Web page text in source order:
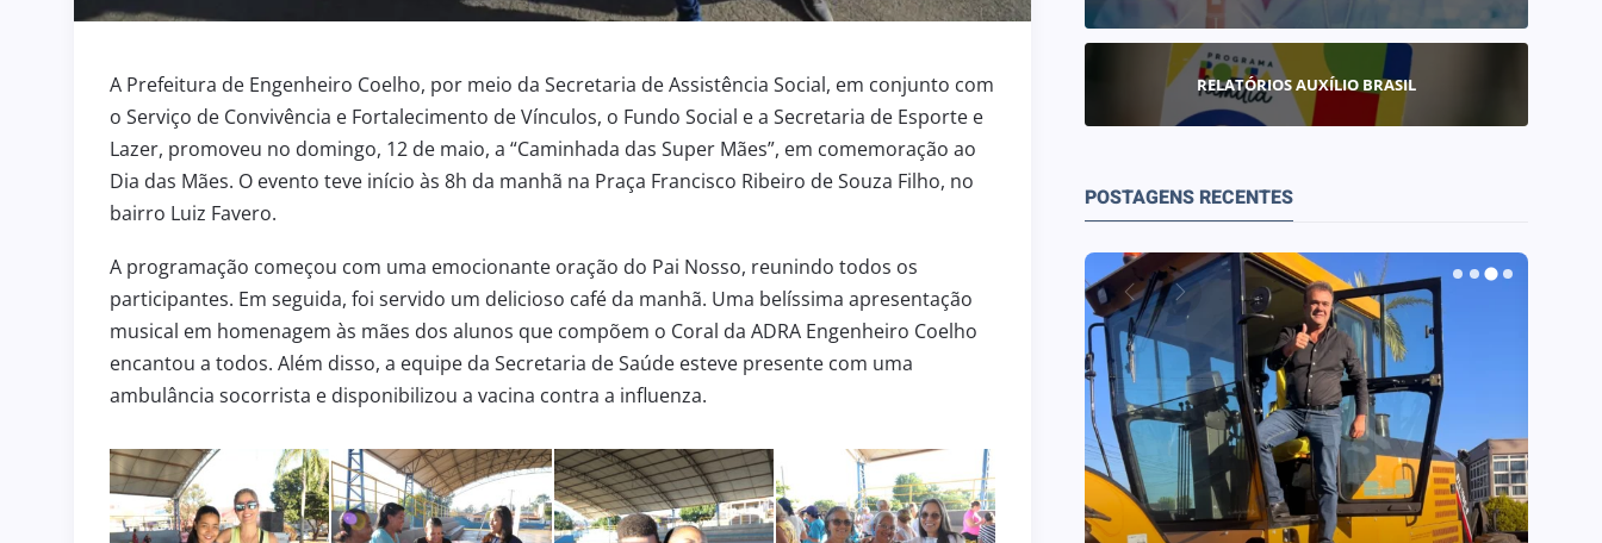
A Prefeitura de Engenheiro Coelho, por meio da Secretaria de Assistência Social, em conjunto com
o Serviço de Convivência e Fortalecimento de Vínculos, o Fundo Social e a Secretaria de Esporte e
Lazer, promoveu no domingo, 12 de maio, a “Caminhada das Super Mães”, em comemoração ao
Dia das Mães. O evento teve início às 8h da manhã na Praça Francisco Ribeiro de Souza Filho, no
bairro Luiz Favero.
A programação começou com uma emocionante oração do Pai Nosso, reunindo todos os
participantes. Em seguida, foi servido um delicioso café da manhã. Uma belíssima apresentação
musical em homenagem às mães dos alunos que compõem o Coral da ADRA Engenheiro Coelho
encantou a todos. Além disso, a equipe da Secretaria de Saúde esteve presente com uma
ambulância socorrista e disponibilizou a vacina contra a influenza.
RELATÓRIOS AUXÍLIO BRASIL
POSTAGENS RECENTES